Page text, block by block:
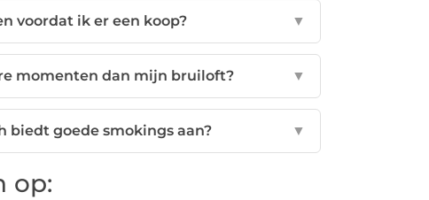
voordat ik er een koop? ▼
momenten dan mijn bruiloft? ▼
biedt goede smokings aan? ▼
op: